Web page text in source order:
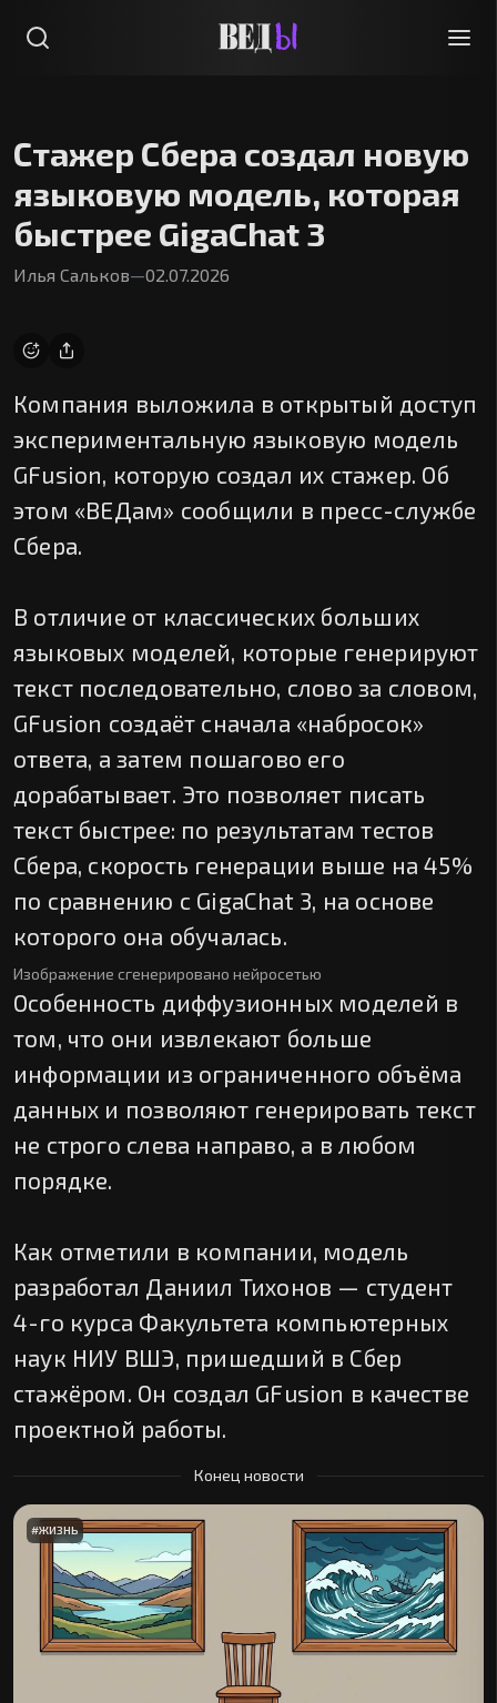
Стажер Сбера создал новую
языковую модель, которая
быстрее GigaChat 3
Илья Сальков—02.07.2026
Компания выложила в открытый доступ
экспериментальную языковую модель
GFusion, которую создал их стажер. Об
этом «ВЕДам» сообщили в пресс-службе
Сбера.
В отличие от классических больших
языковых моделей, которые генерируют
текст последовательно, слово за словом,
GFusion создаёт сначала «набросок»
ответа, а затем пошагово его
дорабатывает. Это позволяет писать
текст быстрее: по результатам тестов
Сбера, скорость генерации выше на 45%
по сравнению с GigaChat 3, на основе
которого она обучалась.
Изображение сгенерировано нейросетью
Особенность диффузионных моделей в
том, что они извлекают больше
информации из ограниченного объёма
данных и позволяют генерировать текст
не строго слева направо, а в любом
порядке.
Как отметили в компании, модель
разработал Даниил Тихонов — студент
4-го курса Факультета компьютерных
наук НИУ ВШЭ, пришедший в Сбер
стажёром. Он создал GFusion в качестве
проектной работы.
Конец новости
#ЖИЗНЬ